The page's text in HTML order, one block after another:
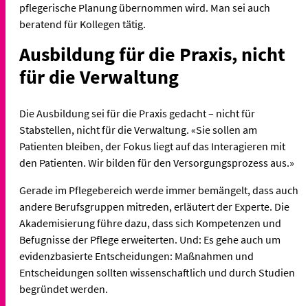
pflegerische Planung übernommen wird. Man sei auch
beratend für Kollegen tätig.
Ausbildung für die Praxis, nicht
für die Verwaltung
Die Ausbildung sei für die Praxis gedacht – nicht für
Stabstellen, nicht für die Verwaltung. «Sie sollen am
Patienten bleiben, der Fokus liegt auf das Interagieren mit
den Patienten. Wir bilden für den Versorgungsprozess aus.»
Gerade im Pflegebereich werde immer bemängelt, dass auch
andere Berufsgruppen mitreden, erläutert der Experte. Die
Akademisierung führe dazu, dass sich Kompetenzen und
Befugnisse der Pflege erweiterten. Und: Es gehe auch um
evidenzbasierte Entscheidungen: Maßnahmen und
Entscheidungen sollten wissenschaftlich und durch Studien
begründet werden.